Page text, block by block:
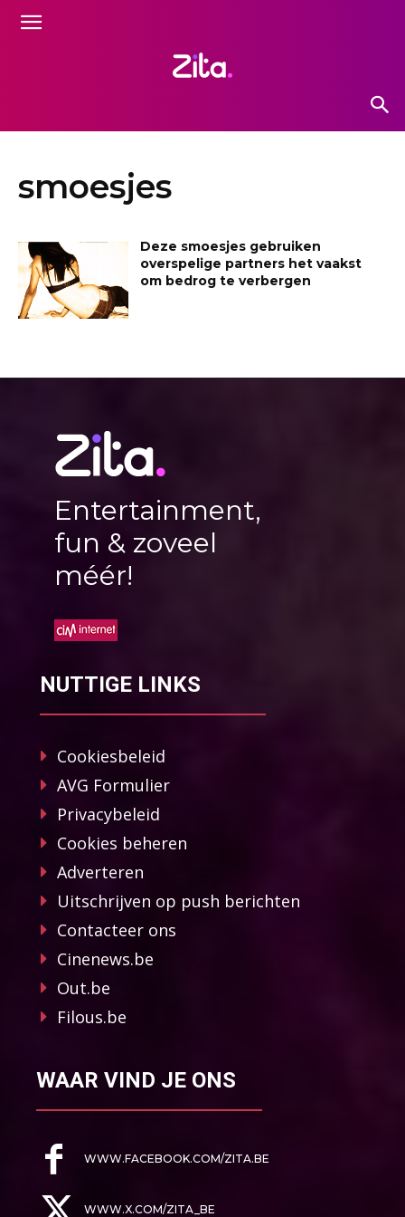
smoesjes
Deze smoesjes gebruiken
overspelige partners het vaakst
om bedrog te verbergen
Entertainment,
fun & zoveel
méér!
NUTTIGE LINKS
Cookiesbeleid
AVG Formulier
Privacybeleid
Cookies beheren
Adverteren
Uitschrijven op push berichten
Contacteer ons
Cinenews.be
Out.be
Filous.be
WAAR VIND JE ONS
WWW.FACEBOOK.COM/ZITA.BE
WWW.X.COM/ZITA_BE